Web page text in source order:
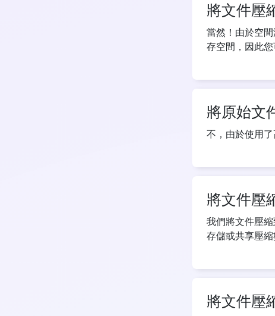
將文件壓
當然！由於空
存空間，因此您
將原始文
不，由於使用
將文件壓
我們將文件壓
存儲或共享壓縮
將文件壓